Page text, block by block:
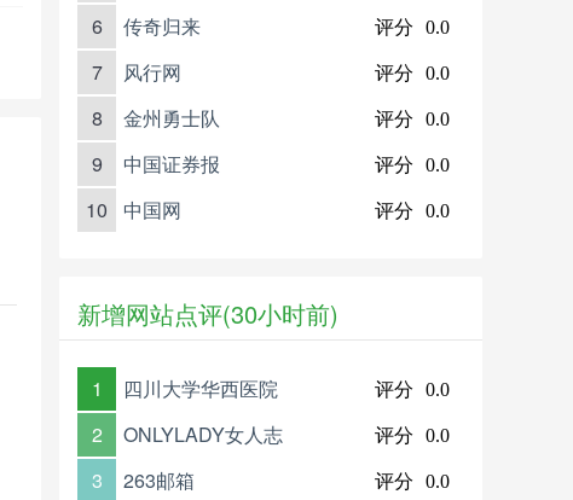
6 传奇归来 评分 0.0
7 风行网 评分 0.0
8 金州勇士队 评分 0.0
9 中国证券报 评分 0.0
10 中国网 评分 0.0
新增网站点评(30小时前)
1 四川大学华西医院 评分 0.0
2 ONLYLADY女人志 评分 0.0
3 263邮箱 评分 0.0